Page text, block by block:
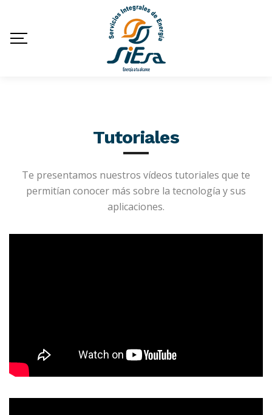
Tutoriales
Te presentamos nuestros vídeos tutoriales que te
permitían conocer más sobre la tecnología y sus
aplicaciones.